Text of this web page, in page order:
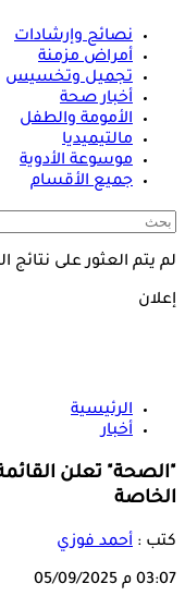
نصائح وإرشادات
أمراض مزمنة
تجميل وتخسيس
أخبار صحة
الأمومة والطفل
مالتيميديا
موسوعة الأدوية
جميع الأقسام
لم يتم العثور على نتائج
إعلان
الرئيسية
أخبار
"الصحة" تعلن
الخاصة
كتب : أحمد فوزي
03:07 م 05/09/2025